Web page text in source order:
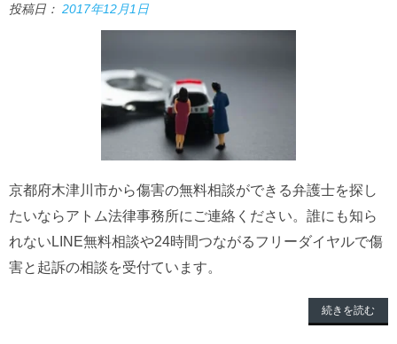
投稿日： 2017年12月1日
京都府木津川市から傷害の無料相談ができる弁護士を探し
たいならアトム法律事務所にご連絡ください。誰にも知ら
れないLINE無料相談や24時間つながるフリーダイヤルで傷
害と起訴の相談を受付ています。
続きを読む